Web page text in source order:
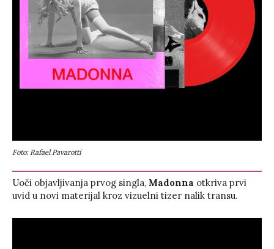
Foto: Rafael Pavarotti
Uoči objavljivanja prvog singla, Madonna otkriva prvi
uvid u novi materijal kroz vizuelni tizer nalik transu.